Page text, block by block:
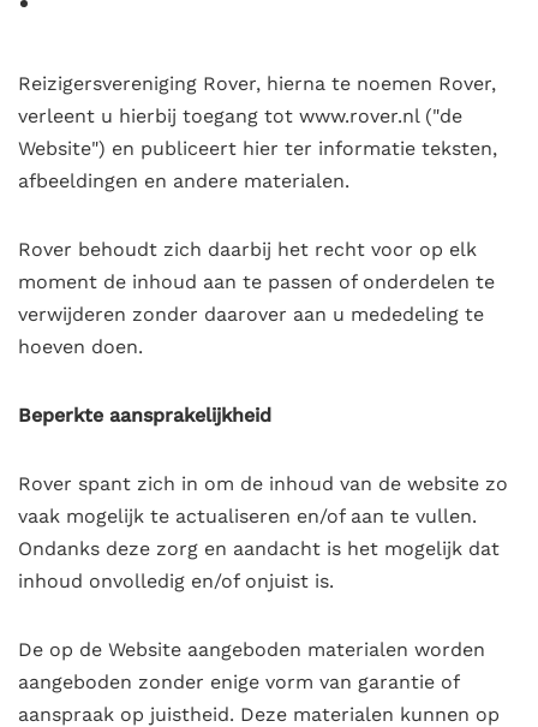
Reizigersvereniging Rover, hierna te noemen Rover,
verleent u hierbij toegang tot www.rover.nl ("de
Website") en publiceert hier ter informatie teksten,
afbeeldingen en andere materialen.
Rover behoudt zich daarbij het recht voor op elk
moment de inhoud aan te passen of onderdelen te
verwijderen zonder daarover aan u mededeling te
hoeven doen.
Beperkte aansprakelijkheid
Rover spant zich in om de inhoud van de website zo
vaak mogelijk te actualiseren en/of aan te vullen.
Ondanks deze zorg en aandacht is het mogelijk dat
inhoud onvolledig en/of onjuist is.
De op de Website aangeboden materialen worden
aangeboden zonder enige vorm van garantie of
aanspraak op juistheid. Deze materialen kunnen op